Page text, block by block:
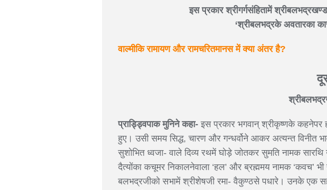
इस प्रकार श्रीगर्गसंहितामें
‘श्रीबलभद्रके अवतारका
वाल्मीकि रामायण और रामचरितमानस में क्या अंतर है?
प्राड्ड्विपाक मुनिने कहा-इस प्रकार भगवान् श्रीकृष्णके कहनेपर
हुए। उसी समय सिद्ध, चारण और गन्धर्वोने आकर अत्यन्त
सुशोभित ध्वजा- वाले दिव्य रथमें घोड़े जोतकर सुमति नामक
दैत्योंका कचूमर निकालनेवाला ‘हल’ और ब्रह्ममय नामक
बलभद्रजीको सभामें श्रीशेषजी रमा- वैकुण्ठसे पधारे। उनके एक